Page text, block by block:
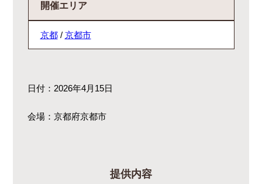
開催エリア
京都/ 京都市
日付：2026年4月15日
会場：京都府京都市
提供内容